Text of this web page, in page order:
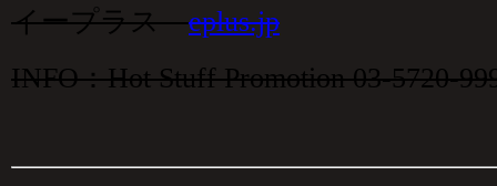
イープラスeplus.jp
INFO：Hot Stuff Promotion 03-5720-